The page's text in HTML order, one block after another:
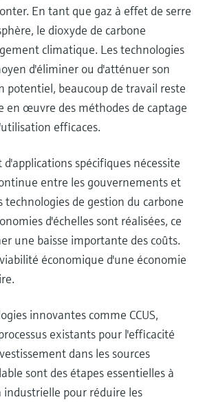
En tant que gaz à effet de serre
le dioxyde de carbone
climatique. Les technologies
d'éliminer ou d'atténuer son
potentiel, beaucoup de travail reste
en œuvre des méthodes de captage
efficaces.
spécifiques nécessite
entre les gouvernements et
technologies de gestion du carbone
d'échelles sont réalisées, ce
une baisse importante des coûts.
économique d'une économie
innovantes comme CCUS,
existants pour l'efficacité
dans les sources
sont des étapes essentielles à
pour réduire les